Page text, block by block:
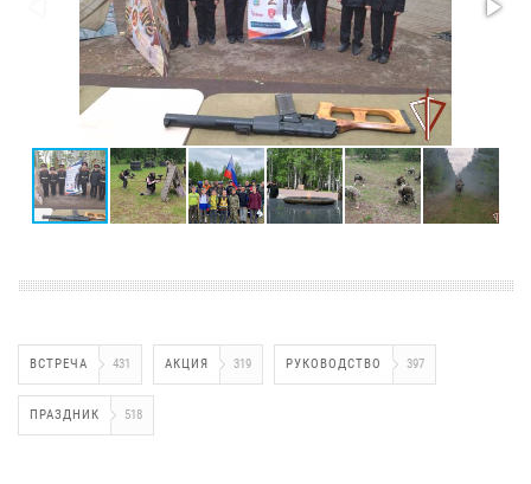
ВСТРЕЧА 431 АКЦИЯ 319 РУКОВОДСТВО 397
ПРАЗДНИК 518